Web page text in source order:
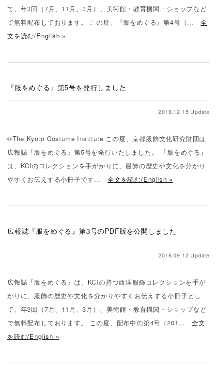
て、年3回（7月、11月、3月）、美術館・教育機関・ショップなど
で無料配布しております。 この度、『服をめぐる』第4号（…全
文を読む/English »
『服をめぐる』第5号を発行しました
2016.12.15 Update
©The Kyoto Costume Institute この度、京都服飾文化研究財団は
広報誌『服をめぐる』第5号を発行いたしました。 『服をめぐる』
は、KCIのコレクションを手がかりに、服飾の歴史や文化を分かり
やすくお伝えする小冊子です…全文を読む/English »
広報誌『服をめぐる』第3号のPDF版を公開しました
2016.09.12 Update
広報誌『服をめぐる』は、KCIの持つ西洋服飾コレクションを手が
かりに、服飾の歴史や文化を分かりやすくお伝えする小冊子とし
て、年3回（7月、11月、3月）、美術館・教育機関・ショップなど
で無料配布しております。 この度、配布中の第4号（201… 全文
を読む/English »